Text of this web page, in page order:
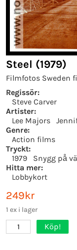
Steel (1979)
Filmfotos Sweden
Regissör:
Steve Carver
Artister:
Lee Majors
Genre:
Action films
Tryckt:
1979
Snygg på
Hitta mer:
Lobbykort
249kr
1 ex i lager
1 Köp!